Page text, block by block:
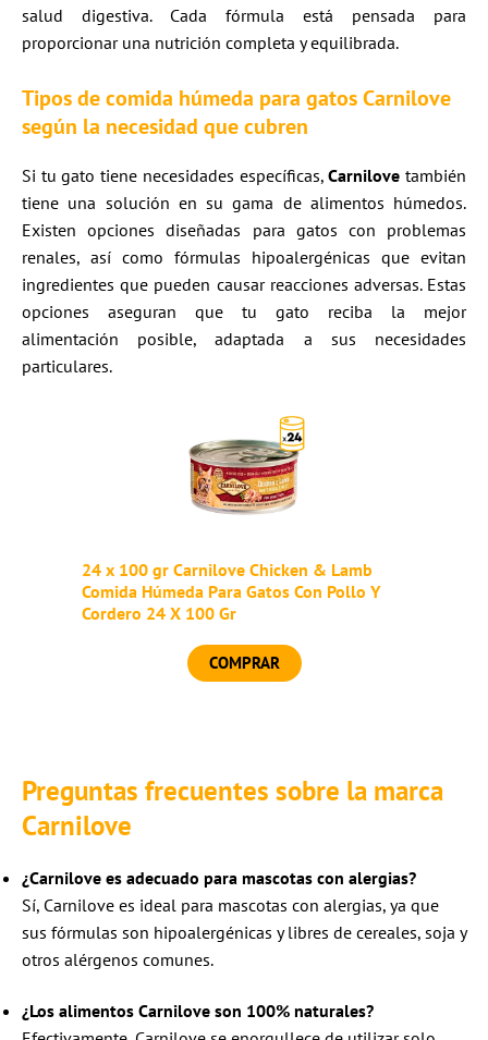
salud digestiva. Cada fórmula está pensada para
proporcionar una nutrición completa y equilibrada.
Tipos de comida húmeda para gatos Carnilove
según la necesidad que cubren
Si tu gato tiene necesidades específicas,Carnilove también
tiene una solución en su gama de alimentos húmedos.
Existen opciones diseñadas para gatos con problemas
renales, así como fórmulas hipoalergénicas que evitan
ingredientes que pueden causar reacciones adversas. Estas
opciones aseguran que tu gato reciba la mejor
alimentación posible, adaptada a sus necesidades
particulares.
24 x 100 gr Carnilove Chicken & Lamb
Comida Húmeda Para Gatos Con Pollo Y
Cordero 24 X 100 Gr
COMPRAR
Preguntas frecuentes sobre la marca
Carnilove
¿Carnilove es adecuado para mascotas con alergias?
Sí, Carnilove es ideal para mascotas con alergias, ya que
sus fórmulas son hipoalergénicas y libres de cereales, soja y
otros alérgenos comunes.
¿Los alimentos Carnilove son 100% naturales?